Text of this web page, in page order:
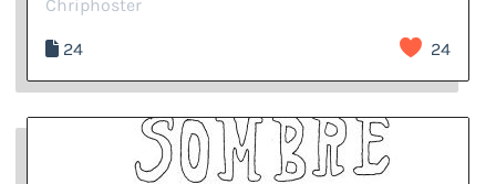
Chriphoster
24 24